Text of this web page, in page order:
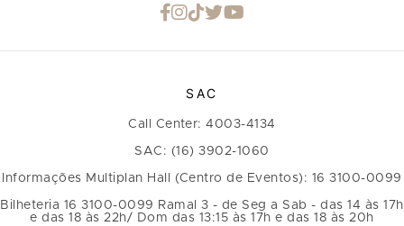
SAC
Call Center: 4003-4134
SAC: (16) 3902-1060
Informações Multiplan Hall (Centro de Eventos): 16 3100-0099
Bilheteria 16 3100-0099 Ramal 3 - de Seg a Sab - das 14 às 17h
e das 18 às 22h/ Dom das 13:15 às 17h e das 18 às 20h